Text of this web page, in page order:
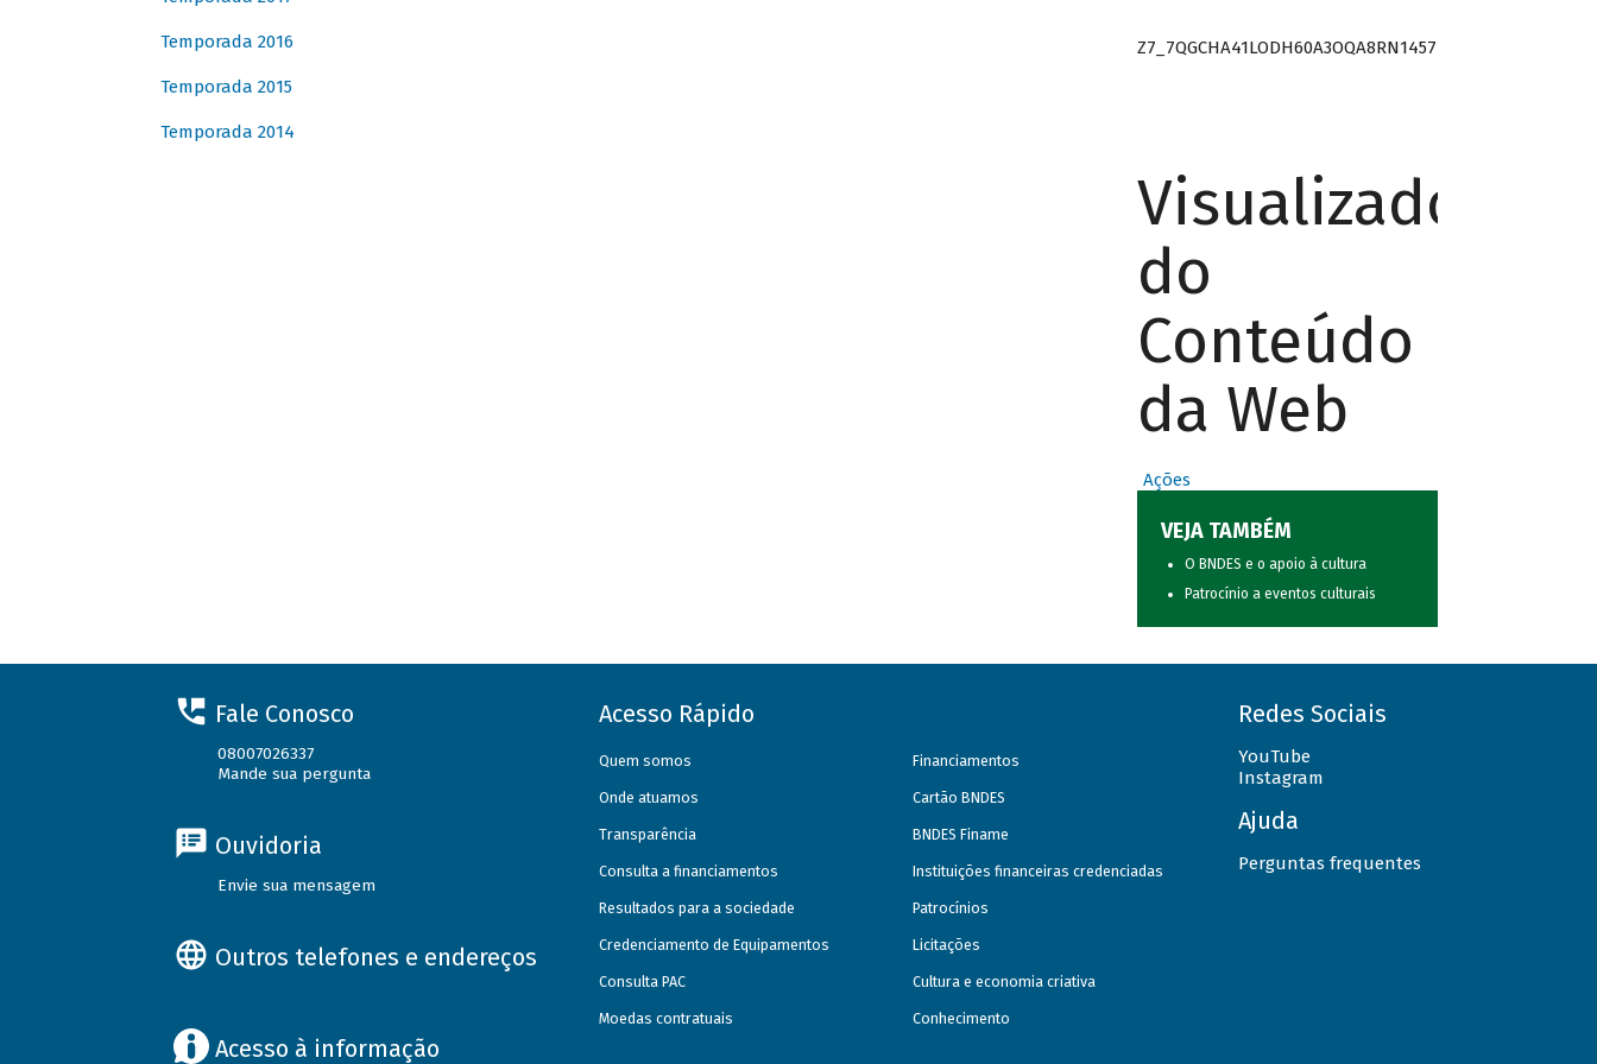
Temporada 2016
Temporada 2015
Temporada 2014
Z7_7QGCHA41LODH60A3OQA8RN1457
Visualizador
do
Conteúdo
da Web
Ações
VEJA TAMBÉM
O BNDES e o apoio à cultura
Patrocínio a eventos culturais
Fale Conosco
08007026337
Mande sua pergunta
Ouvidoria
Envie sua mensagem
Outros telefones e endereços
Acesso à informação
Acesso Rápido
Quem somos
Onde atuamos
Transparência
Consulta a financiamentos
Resultados para a sociedade
Credenciamento de Equipamentos
Consulta PAC
Moedas contratuais
Financiamentos
Cartão BNDES
BNDES Finame
Instituições financeiras credenciadas
Patrocínios
Licitações
Cultura e economia criativa
Conhecimento
Redes Sociais
YouTube
Instagram
Ajuda
Perguntas frequentes